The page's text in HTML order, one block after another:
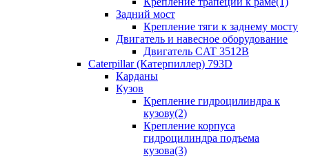
Задний мост
Крепление тяги к заднему мосту
Двигатель и навесное оборудование
Двигатель CAT 3512B
Caterpillar (Катерпиллер) 793D
Карданы
Кузов
Крепление гидроцилиндра к
кузову(2)
Крепление корпуса
гидроцилиндра подъема
кузова(3)